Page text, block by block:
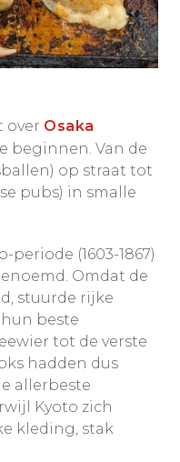
over Osaka
beginnen. Van de
op straat tot
pubs) in smalle
periode (1603-1867)
Omdat de
stuurde rijke
beste
tot de verste
hadden dus
allerbeste
Kyoto zich
kleding, stak